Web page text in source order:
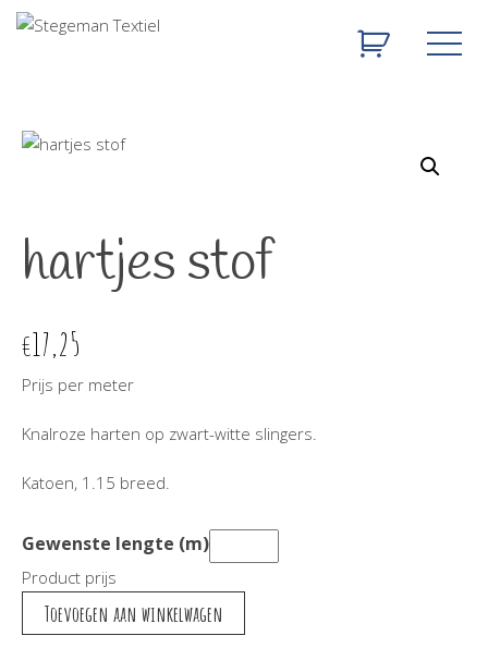
hartjes stof
€17,25
Prijs per meter
Knalroze harten op zwart-witte slingers.
Katoen, 1.15 breed.
Gewenste lengte (m)
Product prijs
hartjes
stof
Toevoegen aan winkelwagen